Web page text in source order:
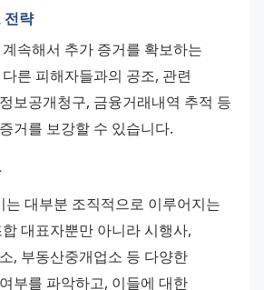
전략
속해서 추가 증거를 확보하는
른 피해자들과의 공조, 관련
보공개청구, 금융거래내역 추적 등
거를 보강할 수 있습니다.
는 대부분 조직적으로 이루어지는
대표자뿐만 아니라 시행사,
, 부동산중개업소 등 다양한
부를 파악하고, 이들에 대한